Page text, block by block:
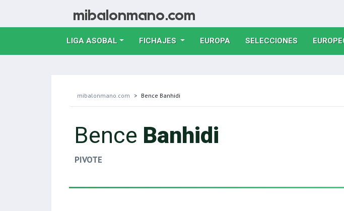
LIGA ASOBAL FICHAJES EUROPA(CURRENT)
SELECCIONES(CURRENT)
mibalonmano.com Bence Banhidi
Bence Banhidi
PIVOTE